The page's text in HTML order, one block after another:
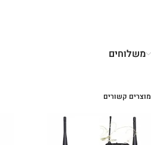
משלוחים
מוצרים קשורים